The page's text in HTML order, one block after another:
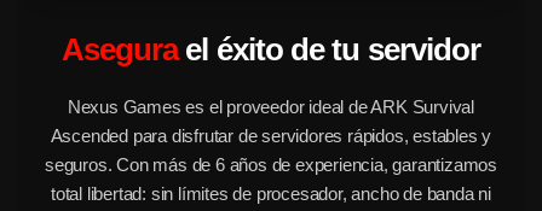
Asegurael éxito de tu servidor
Nexus Games es el proveedor ideal de ARK Survival
Ascended para disfrutar de servidores rápidos, estables y
seguros. Con más de 6 años de experiencia, garantizamos
total libertad: sin límites de procesador, ancho de banda ni